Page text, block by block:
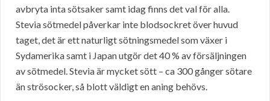
avbryta inta sötsaker samt idag finns det val för alla.
Stevia sötmedel påverkar inte blodsockret över huvud
taget, det är ett naturligt sötningsmedel som växer i
Sydamerika samt i Japan utgör det 40 % av försäljningen
av sötmedel. Stevia är mycket sött – ca 300 gånger sötare
än strösocker, så blott väldigt en aning behövs.